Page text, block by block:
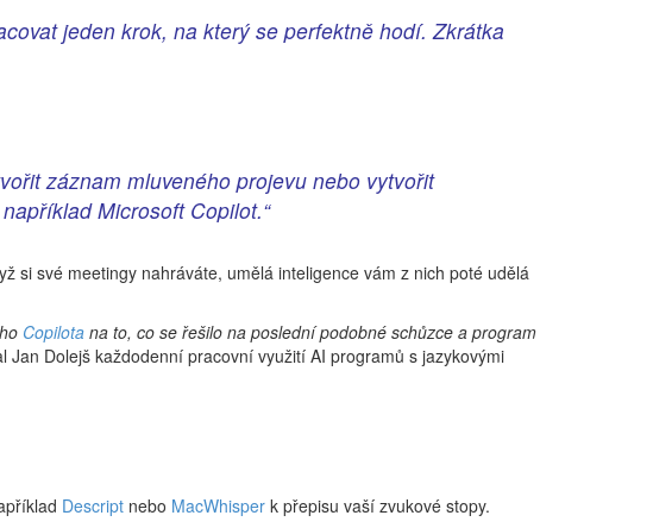
jeden krok, na který se perfektně hodí. Zkrátka
záznam mluveného projevu nebo vytvořit
Microsoft Copilot.“
si své meetingy nahráváte, umělá inteligence vám z nich poté udělá
Copilota na to, co se řešilo na poslední podobné schůzce a program
Jan Dolejš každodenní pracovní využití AI programů s jazykovými
Descript nebo MacWhisper k přepisu vaší zvukové stopy.